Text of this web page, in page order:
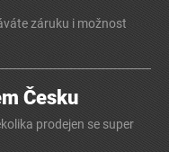
záruku i možnost
Česku
prodejen se super